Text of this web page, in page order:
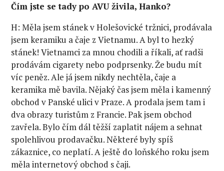
Čím jste se tady po AVU živila, Hanko?
H: Měla jsem stánek v Holešovické tržnici, prodávala
jsem keramiku a čaje z Vietnamu. A byl to hezký
stánek! Vietnamci za mnou chodili a říkali, ať radši
prodávám cigarety nebo podprsenky. Že budu mít
víc peněz. Ale já jsem nikdy nechtěla, čaje a
keramika mě bavila. Nějaký čas jsem měla i kamenný
obchod v Panské ulici v Praze. A prodala jsem tam i
dva obrazy turistům z Francie. Pak jsem obchod
zavřela. Bylo čím dál těžší zaplatit nájem a sehnat
spolehlivou prodavačku. Některé byly spíš
zákaznice, co neplatí. A ještě do loňského roku jsem
měla internetový obchod s čaji.